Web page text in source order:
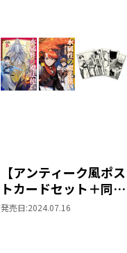
【アンティーク風ポス
トカードセット＋同時
購入特典SS付き】水
発売日:2024.07.16